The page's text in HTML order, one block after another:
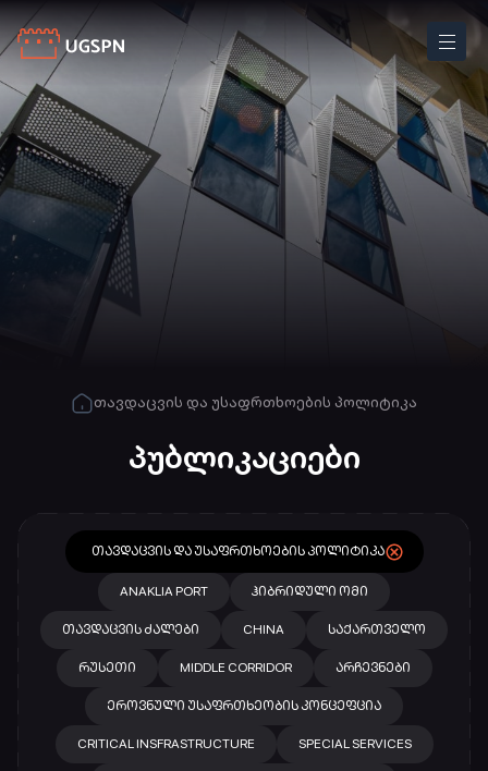
თავდაცვის და უსაფრთხოების პოლიტიკა
პუბლიკაციები
ᲗᲐᲕᲓᲐᲪᲕᲘᲡ ᲓᲐ ᲣᲡᲐᲤᲠᲗᲮᲝᲔᲑᲘᲡ ᲞᲝᲚᲘᲢᲘᲙᲐ
ANAKLIA PORT ᲰᲘᲑᲠᲘᲓᲣᲚᲘ ᲝᲛᲘ
ᲗᲐᲕᲓᲐᲪᲕᲘᲡ ᲫᲐᲚᲔᲑᲘ CHINA ᲡᲐᲥᲐᲠᲗᲕᲔᲚᲝ
ᲠᲣᲡᲔᲗᲘ MIDDLE CORRIDOR ᲐᲠᲩᲔᲕᲜᲔᲑᲘ
ᲔᲠᲝᲕᲜᲣᲚᲘ ᲣᲡᲐᲤᲠᲗᲮᲔᲝᲑᲘᲡ ᲙᲝᲜᲪᲔᲤᲪᲘᲐ
CRITICAL INSFRASTRUCTURE SPECIAL SERVICES